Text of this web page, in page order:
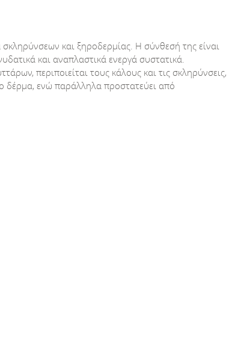
και ξηροδερμίας. Η σύνθεσή της είναι
και αναπλαστικά ενεργά συστατικά.
περιποιείται τους κάλους και τις σκληρύνσεις,
δέρμα, ενώ παράλληλα προστατεύει από